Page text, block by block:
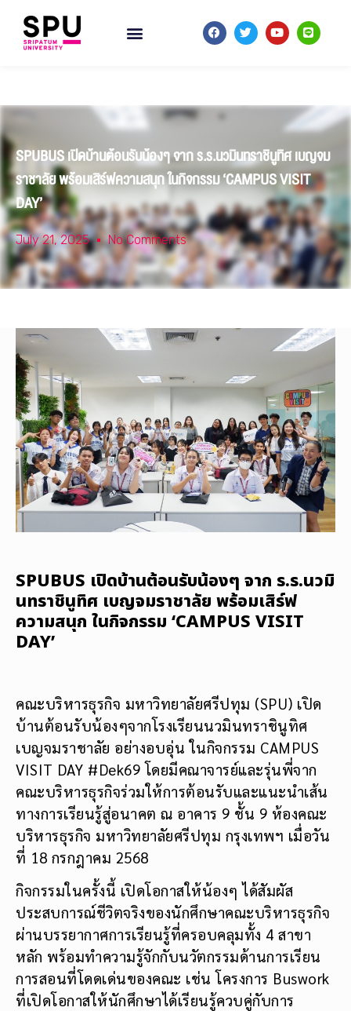
SPUBUS เปิดบ้านต้อนรับน้องๆ จาก ร.ร.นวมินทราชินูทิศ เบญจม
ราชาลัย พร้อมเสิร์ฟความสนุก ในกิจกรรม ‘CAMPUS VISIT
DAY’
July 21, 2025 No Comments
SPUBUS เปิดบ้านต้อนรับน้องๆ จาก ร.ร.นวมิ
นทราชินูทิศ เบญจมราชาลัย พร้อมเสิร์ฟ
ความสนุก ในกิจกรรม ‘CAMPUS VISIT
DAY’
คณะบริหารธุรกิจ มหาวิทยาลัยศรีปทุม (SPU) เปิด
บ้านต้อนรับน้องๆจากโรงเรียนนวมินทราชินูทิศ
เบญจมราชาลัย อย่างอบอุ่น ในกิจกรรม CAMPUS
VISIT DAY #Dek69 โดยมีคณาจารย์และรุ่นพี่จาก
คณะบริหารธุรกิจร่วมให้การต้อนรับและแนะนำเส้น
ทางการเรียนรู้สู่อนาคต ณ อาคาร 9 ชั้น 9 ห้องคณะ
บริหารธุรกิจ มหาวิทยาลัยศรีปทุม กรุงเทพฯ เมื่อวัน
ที่ 18 กรกฎาคม 2568
กิจกรรมในครั้งนี้ เปิดโอกาสให้น้องๆ ได้สัมผัส
ประสบการณ์ชีวิตจริงของนักศึกษาคณะบริหารธุรกิจ
ผ่านบรรยากาศการเรียนรู้ที่ครอบคลุมทั้ง 4 สาขา
หลัก พร้อมทำความรู้จักกับนวัตกรรมด้านการเรียน
การสอนที่โดดเด่นของคณะ เช่น โครงการ Buswork
ที่เปิดโอกาสให้นักศึกษาได้เรียนรู้ควบคู่กับการ